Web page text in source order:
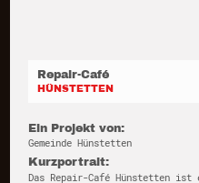
Repair-Café
HÜNSTETTEN
Ein Projekt von:
Gemeinde Hünstetten
Kurzportrait:
Das Repair-Café Hünstetten